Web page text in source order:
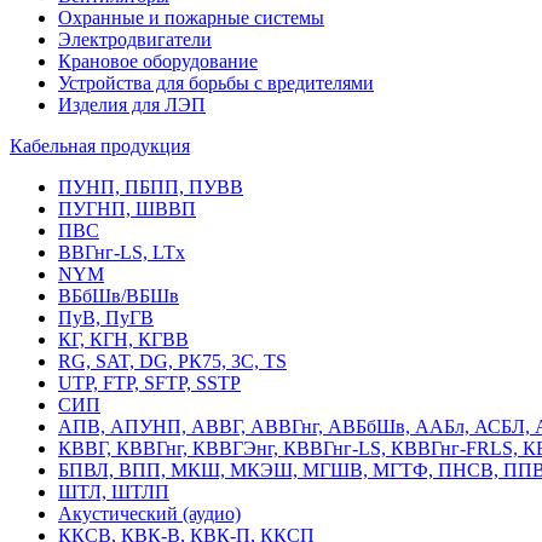
Охранные и пожарные системы
Электродвигатели
Крановое оборудование
Устройства для борьбы с вредителями
Изделия для ЛЭП
Кабельная продукция
ПУНП, ПБПП, ПУВВ
ПУГНП, ШВВП
ПВС
ВВГнг-LS, LTx
NYM
ВБбШв/ВБШв
ПуВ, ПуГВ
КГ, КГН, КГВВ
RG, SAT, DG, РК75, 3С, TS
UTP, FTP, SFTP, SSTP
СИП
АПВ, АПУНП, АВВГ, АВВГнг, АВБбШв, ААБл, АСБЛ,
КВВГ, КВВГнг, КВВГЭнг, КВВГнг-LS, КВВГнг-FRLS,
БПВЛ, ВПП, МКШ, МКЭШ, МГШВ, МГТФ, ПНСВ,
ШТЛ, ШТЛП
Акустический (аудио)
ККСВ, КВК-В, КВК-П, ККСП